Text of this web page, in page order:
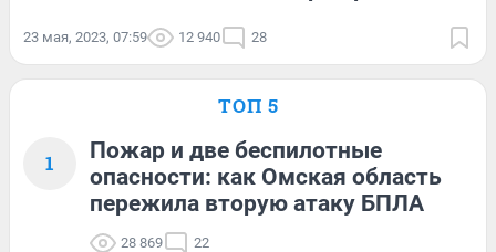
23 мая, 2023, 07:59 12 940 28
ТОП 5
1
Пожар и две беспилотные
опасности: как Омская область
пережила вторую атаку БПЛА
28 869 22